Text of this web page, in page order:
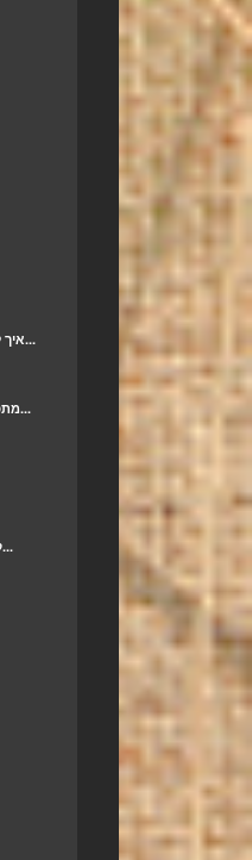
איך להקציף קצפת יציבה מקרם קוק...
מתכון לגבינת סויה טבעונית להכנה...
קציצות “דגים” טבעוניות ברוטב...